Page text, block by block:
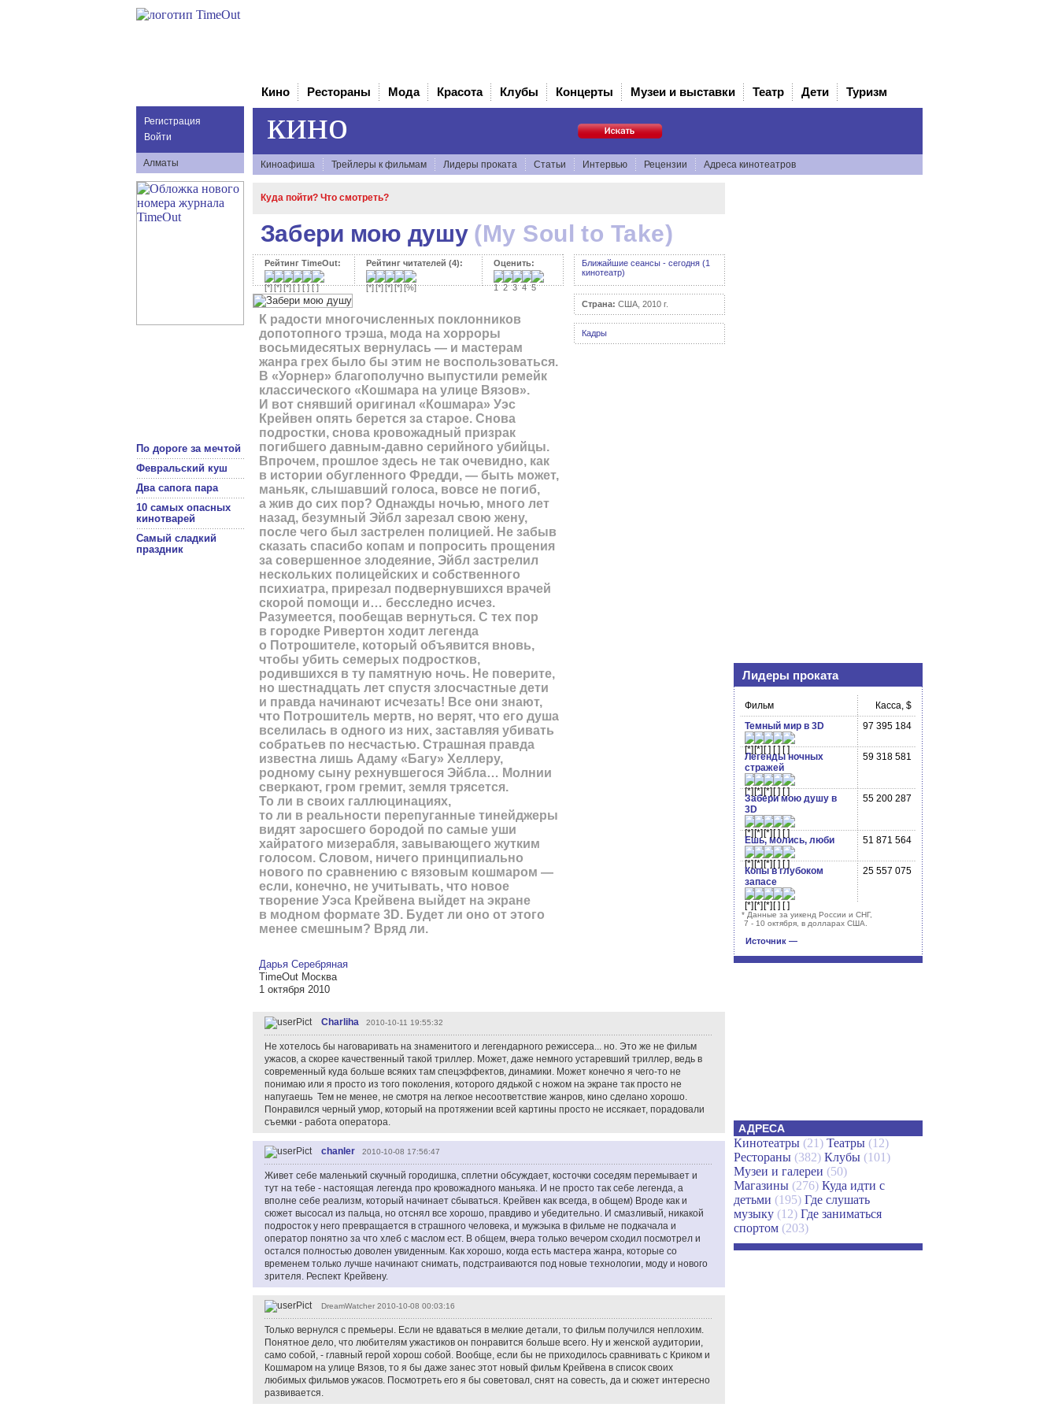
Регистрация
Войти
Алматы
По дороге за мечтой
Февральский куш
Два сапога пара
10 самых опасных
кинотварей
Самый сладкий
праздник
Кино Рестораны Мода Красота Клубы Концерты Музеи и выставки Театр Дети Туризм
кино
Киноафиша Трейлеры к фильмам Лидеры проката Статьи Интервью Рецензии Адреса кинотеатров
Куда пойти? Что смотреть?
Забери мою душу (My Soul to Take)
Рейтинг TimeOut: Рейтинг читателей (4): Оценить:
Ближайшие сеансы - сегодня (1
кинотеатр)
Страна: США, 2010 г.
Кадры
К радости многочисленных поклонников
допотопного трэша, мода на хорроры
восьмидесятых вернулась — и мастерам
жанра грех было бы этим не воспользоваться.
В «Уорнер» благополучно выпустили ремейк
классического «Кошмара на улице Вязов».
И вот снявший оригинал «Кошмара» Уэс
Крейвен опять берется за старое. Снова
подростки, снова кровожадный призрак
погибшего давным-давно серийного убийцы.
Впрочем, прошлое здесь не так очевидно, как
в истории обугленного Фредди, — быть может,
маньяк, слышавший голоса, вовсе не погиб,
а жив до сих пор? Однажды ночью, много лет
назад, безумный Эйбл зарезал свою жену,
после чего был застрелен полицией. Не забыв
сказать спасибо копам и попросить прощения
за совершенное злодеяние, Эйбл застрелил
нескольких полицейских и собственного
психиатра, прирезал подвернувшихся врачей
скорой помощи и… бесследно исчез.
Разумеется, пообещав вернуться. С тех пор
в городке Ривертон ходит легенда
о Потрошителе, который объявится вновь,
чтобы убить семерых подростков,
родившихся в ту памятную ночь. Не поверите,
но шестнадцать лет спустя злосчастные дети
и правда начинают исчезать! Все они знают,
что Потрошитель мертв, но верят, что его душа
вселилась в одного из них, заставляя убивать
собратьев по несчастью. Страшная правда
известна лишь Адаму «Багу» Хеллеру,
родному сыну рехнувшегося Эйбла… Молнии
сверкают, гром гремит, земля трясется.
То ли в своих галлюцинациях,
то ли в реальности перепуганные тинейджеры
видят заросшего бородой по самые уши
хайратого мизерабля, завывающего жутким
голосом. Словом, ничего принципиально
нового по сравнению с вязовым кошмаром —
если, конечно, не учитывать, что новое
творение Уэса Крейвена выйдет на экране
в модном формате 3D. Будет ли оно от этого
менее смешным? Вряд ли.
Дарья Серебряная
TimeOut Москва
1 октября 2010
Charliha 2010-10-11 19:55:32
Не хотелось бы наговаривать на знаменитого и легендарного режиссера... но. Это же не фильм
ужасов, а скорее качественный такой триллер. Может, даже немного устаревший триллер, ведь в
современный куда больше всяких там спецэффектов, динамики. Может конечно я чего-то не
понимаю или я просто из того поколения, которого дядькой с ножом на экране так просто не
напугаешь Тем не менее, не смотря на легкое несоответствие жанров, кино сделано хорошо.
Понравился черный умор, который на протяжении всей картины просто не иссякает, порадовали
съемки - работа оператора.
chanler 2010-10-08 17:56:47
Живет себе маленький скучный городишка, сплетни обсуждает, косточки соседям перемывает и
тут на тебе - настоящая легенда про кровожадного маньяка. И не просто так себе легенда, а
вполне себе реализм, который начинает сбываться. Крейвен как всегда, в общем) Вроде как и
сюжет высосал из пальца, но отснял все хорошо, правдиво и убедительно. И смазливый, никакой
подросток у него превращается в страшного человека, и мужэыка в фильме не подкачала и
оператор понятно за что хлеб с маслом ест. В общем, вчера только вечером сходил посмотрел и
остался полностью доволен увиденным. Как хорошо, когда есть мастера жанра, которые со
временем только лучше начинают снимать, подстраиваются под новые технологии, моду и нового
зрителя. Респект Крейвену.
DreamWatcher 2010-10-08 00:03:16
Только вернулся с премьеры. Если не вдаваться в мелкие детали, то фильм получился неплохим.
Понятное дело, что любителям ужастиков он понравится больше всего. Ну и женской аудитории,
само собой, - главный герой хорош собой. Вообще, если бы не приходилось сравнивать с Криком и
Кошмаром на улице Вязов, то я бы даже занес этот новый фильм Крейвена в список своих
любимых фильмов ужасов. Посмотреть его я бы советовал, снят на совесть, да и сюжет интересно
развивается.
Лидеры проката
Фильм
Касса, $
Темный мир в 3D
97 395 184
Легенды ночных
стражей
59 318 581
Забери мою душу в
3D
55 200 287
Ешь, молись, люби 51 871 564
Копы в глубоком
запасе
25 557 075
*Данные за уикенд России и СНГ,
7 - 10 октября, в долларах США.
Источник —
АДРЕСА
Кинотеатры(21) Театры(12)
Рестораны(382) Клубы(101)
Музеи и галереи (50)
Магазины(276) Куда идти с
детьми (195) Где слушать
музыку(12) Где заниматься
спортом(203)